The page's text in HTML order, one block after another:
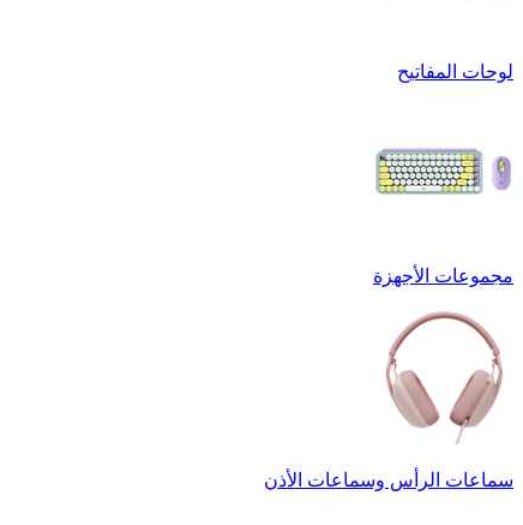
لوحات المفاتيح
مجموعات الأجهزة
سماعات الرأس وسماعات الأذن